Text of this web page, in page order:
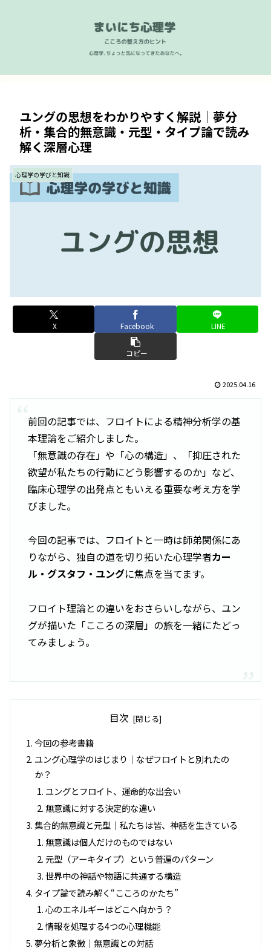
ユングの思想をわかりやすく解説｜夢分
析・集合的無意識・元型・タイプ論で読み
解く深層心理
心理学の学びと知識
X Facebook LINE
コピー
2025.04.16
前回の記事では、フロイトによる精神分析学の基
本理論をご紹介しました。
「無意識の存在」や「心の構造」、「抑圧された
欲望が私たちの行動にどう影響するのか」など、
臨床心理学の出発点ともいえる重要な考え方を学
びました。
今回の記事では、フロイトと一時は師弟関係にあ
りながら、独自の道を切り拓いた心理学者カー
ル・グスタフ・ユングに焦点を当てます。
フロイト理論との違いをおさらいしながら、ユン
グが描いた「こころの深層」の旅を一緒にたどっ
てみましょう。
目次
今回の参考書籍
ユング心理学のはじまり｜なぜフロイトと別れたの
か？
ユングとフロイト、運命的な出会い
無意識に対する決定的な違い
集合的無意識と元型｜私たちは皆、神話を生きている
無意識は個人だけのものではない
元型（アーキタイプ）という普遍のパターン
世界中の神話や物語に共通する構造
タイプ論で読み解く“こころのかたち”
心のエネルギーはどこへ向かう？
情報を処理する4つの心理機能
夢分析と象徴｜無意識との対話